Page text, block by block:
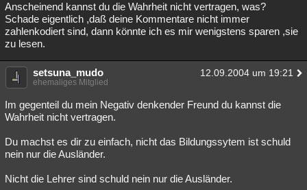
Anscheinend kannst du die Wahrheit nicht vertragen, was?
Schade eigentlich ,daß deine Kommentare nicht immer
zahlenkodiert sind, dann könnte ich es mir wenigstens sparen ,sie
zu lesen.
setsuna_mudo 12.09.2004 um 19:21
ehemaliges Mitglied
Im gegenteil du mein Negativ denkender Freund du kannst die
Wahrheit nicht vertragen.
Du machst es dir zu einfach, nicht das Bildungssytem ist schuld
nein nur die Ausländer.
Nicht die Lehrer sind schuld nein nur die Ausländer.